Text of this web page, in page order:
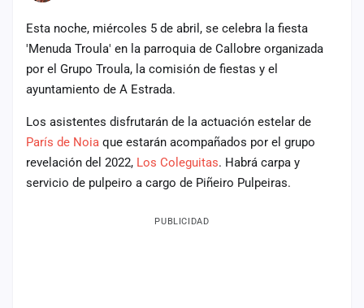
Esta noche, miércoles 5 de abril, se celebra la fiesta
'Menuda Troula' en la parroquia de Callobre organizada
por el Grupo Troula, la comisión de fiestas y el
ayuntamiento de A Estrada.
Los asistentes disfrutarán de la actuación estelar de
París de Noia que estarán acompañados por el grupo
revelación del 2022, Los Coleguitas. Habrá carpa y
servicio de pulpeiro a cargo de Piñeiro Pulpeiras.
PUBLICIDAD